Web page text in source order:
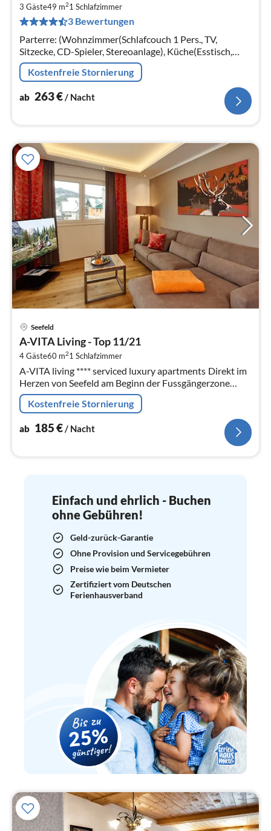
3 Gäste49 m21 Schlafzimmer
3 Bewertungen
Parterre: (Wohnzimmer(Schlafcouch 1 Pers., TV,
Sitzecke, CD-Spieler, Stereoanlage), Küche(Esstisch,
Kaffeemaschine, Mikrowelle, Spülmaschine,
Waschbecken)
Kostenfreie Stornierung
ab 263€/ Nacht
Seefeld
A-VITA Living - Top 11/21
4 Gäste60 m21 Schlafzimmer
A-VITA living **** serviced luxury apartments Direkt im
Herzen von Seefeld am Beginn der Fussgängerzone
gelegen, liegt das A-VITA living.
Kostenfreie Stornierung
ab 185€/ Nacht
Einfach und ehrlich - Buchen
ohne Gebühren!
Geld-zurück-Garantie
Ohne Provision und Servicegebühren
Preise wie beim Vermieter
Zertifiziert vom Deutschen
Ferienhausverband